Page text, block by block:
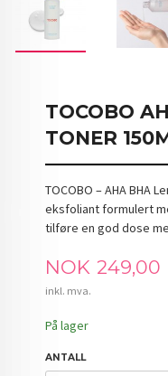
TOCOBO
TONER
TOCOBO – AHA BHA
eksfoliant formulert
tilføre en god dose
Pris
NOK 249,00
inkl. mva.
På lager
ANTALL